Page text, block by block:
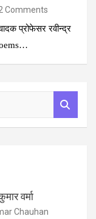
Comments
प्रोफेसर रवीन्द्र
वर्मा
Chauhan